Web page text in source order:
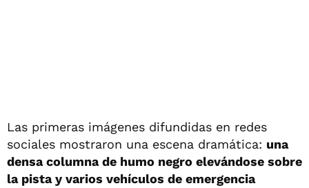
Las primeras imágenes difundidas en redes
sociales mostraron una escena dramática: una
densa columna de humo negro elevándose sobre
la pista y varios vehículos de emergencia